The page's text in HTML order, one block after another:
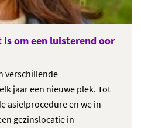
is om een luisterend oor
verschillende
jaar een nieuwe plek. Tot
asielprocedure en we in
gezinslocatie in